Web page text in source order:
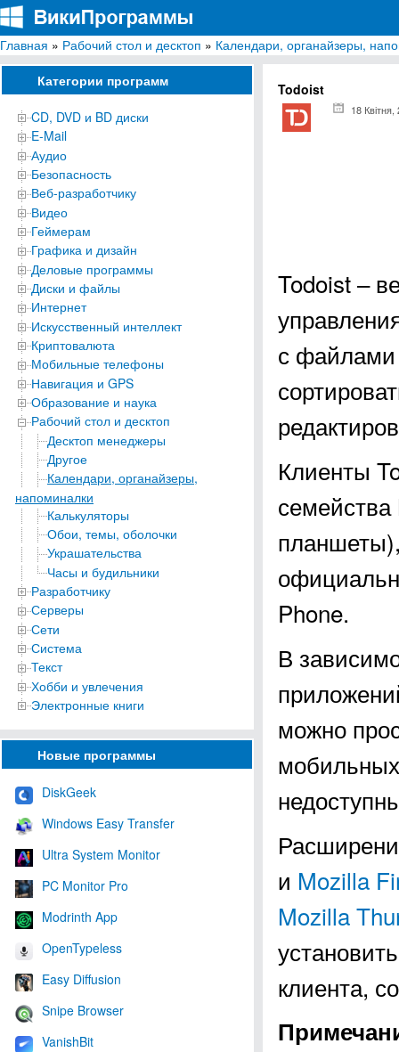
ВикиПрограммы
Энциклопедия бесплатных компьютерных программ для Windows
Главная » Рабочий стол и десктоп » Календари, органайзеры,
Категории программ
CD, DVD и BD диски
E-Mail
Аудио
Безопасность
Веб-разработчику
Видео
Геймерам
Графика и дизайн
Деловые программы
Диски и файлы
Интернет
Искусственный интеллект
Криптовалюта
Мобильные телефоны
Навигация и GPS
Образование и наука
Рабочий стол и десктоп
Десктоп менеджеры
Другое
Календари, органайзеры,
напоминалки
Калькуляторы
Обои, темы, оболочки
Украшательства
Часы и будильники
Разработчику
Серверы
Сети
Система
Текст
Хобби и увлечения
Электронные книги
Новые программы
DiskGeek
Windows Easy Transfer
Ultra System Monitor
PC Monitor Pro
Modrinth App
OpenTypeless
Easy Diffusion
Snipe Browser
VanishBit
Todoist
18 Квітня,
Todoist –
с файлами
Клиенты
Phone.
В
можно
и Mozilla
Mozilla
клиента,